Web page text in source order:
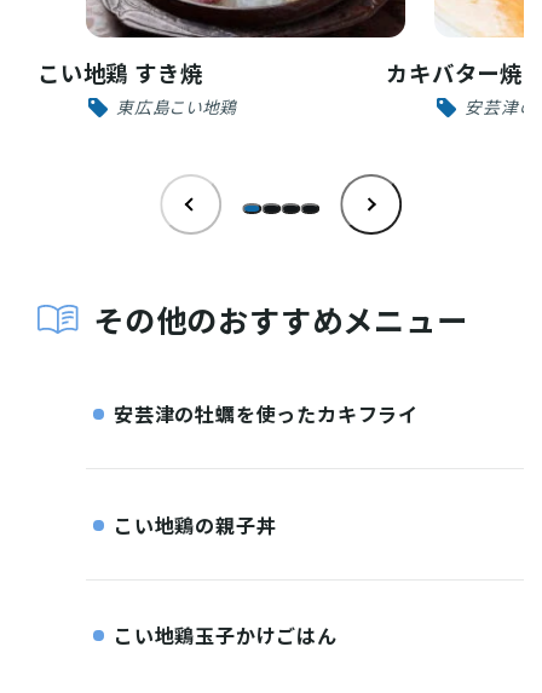
こい地鶏 すき焼
東広島こい地鶏
カキバター焼
安芸津の
その他のおすすめメニュー
安芸津の牡蠣を使ったカキフライ
こい地鶏の親子丼
こい地鶏玉子かけごはん
お役立ち情報
お知らせ
宿泊情報
年間イベント
観光マップダウンロード
観光に関するお問い合わせ
イベント情報掲載申込フォーム